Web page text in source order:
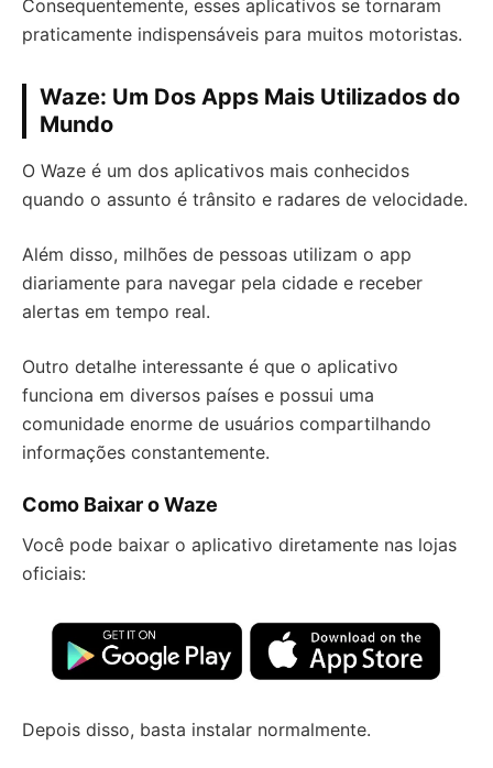
Consequentemente, esses aplicativos se tornaram
praticamente indispensáveis para muitos motoristas.
Waze: Um Dos Apps Mais Utilizados do
Mundo
O Waze é um dos aplicativos mais conhecidos
quando o assunto é trânsito e radares de velocidade.
Além disso, milhões de pessoas utilizam o app
diariamente para navegar pela cidade e receber
alertas em tempo real.
Outro detalhe interessante é que o aplicativo
funciona em diversos países e possui uma
comunidade enorme de usuários compartilhando
informações constantemente.
Como Baixar o Waze
Você pode baixar o aplicativo diretamente nas lojas
oficiais:
Depois disso, basta instalar normalmente.